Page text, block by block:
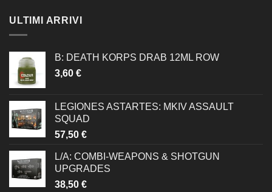
ULTIMI ARRIVI
B: DEATH KORPS DRAB 12ML ROW
3,60 €
LEGIONES ASTARTES: MKIV ASSAULT
SQUAD
57,50 €
L/A: COMBI-WEAPONS & SHOTGUN
UPGRADES
38,50 €